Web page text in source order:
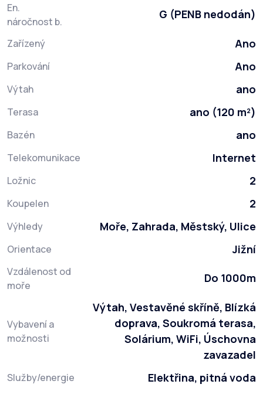
En.
náročnost b.
G (PENB nedodán)
Zařízený Ano
Parkování Ano
Výtah ano
Terasa ano (120 m²)
Bazén ano
Telekomunikace Internet
Ložnic 2
Koupelen 2
Výhledy Moře, Zahrada, Městský, Ulice
Orientace Jižní
Vzdálenost od
moře
Do 1000m
Vybavení a
možnosti
Výtah, Vestavěné skříně, Blízká
doprava, Soukromá terasa,
Solárium, WiFi, Úschovna
zavazadel
Služby/energie Elektřina, pitná voda